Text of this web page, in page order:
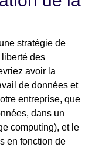
stratégie de
des
avoir la
de données et
entreprise, que
dans un
computing), et le
en fonction de